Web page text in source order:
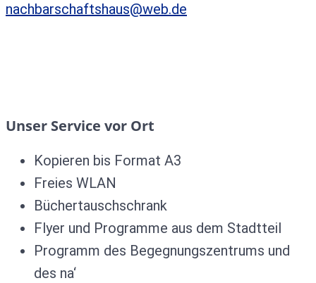
nachbarschaftshaus@web.de
Unser Service vor Ort
Kopieren bis Format A3
Freies WLAN
Büchertauschschrank
Flyer und Programme aus dem Stadtteil
Programm des Begegnungszentrums und
des na‘